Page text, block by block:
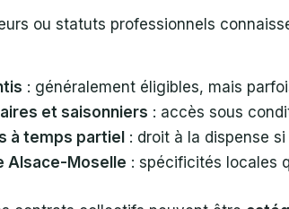
ou statuts professionnels
: généralement éligibles, mais
et saisonniers : accès sous
à temps partiel : droit à la dispense
Alsace-Moselle : spécificités locales